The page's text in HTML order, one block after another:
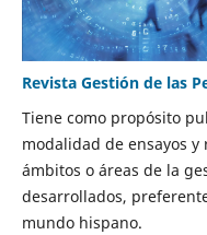
Revista Gestión de las
Tiene como propósito
modalidad de ensayos
ámbitos o áreas de la
desarrollados,
mundo hispano.